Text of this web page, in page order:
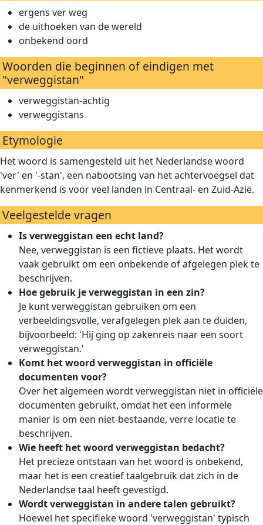
ergens ver weg
de uithoeken van de wereld
onbekend oord
Woorden die beginnen of eindigen met
"verweggistan"
verweggistan-achtig
verweggistans
Etymologie
Het woord is samengesteld uit het Nederlandse woord
'ver' en '-stan', een nabootsing van het achtervoegsel dat
kenmerkend is voor veel landen in Centraal- en Zuid-Azië.
Veelgestelde vragen
Is verweggistan een echt land?
Nee, verweggistan is een fictieve plaats. Het wordt
vaak gebruikt om een onbekende of afgelegen plek te
beschrijven.
Hoe gebruik je verweggistan in een zin?
Je kunt verweggistan gebruiken om een
verbeeldingsvolle, verafgelegen plek aan te duiden,
bijvoorbeeld: 'Hij ging op zakenreis naar een soort
verweggistan.'
Komt het woord verweggistan in officiële
documenten voor?
Over het algemeen wordt verweggistan niet in officiële
documenten gebruikt, omdat het een informele
manier is om een niet-bestaande, verre locatie te
beschrijven.
Wie heeft het woord verweggistan bedacht?
Het precieze ontstaan van het woord is onbekend,
maar het is een creatief taalgebruik dat zich in de
Nederlandse taal heeft gevestigd.
Wordt verweggistan in andere talen gebruikt?
Hoewel het specifieke woord 'verweggistan' typisch